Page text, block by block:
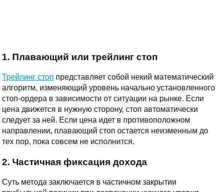
1. Плавающий или трейлинг стоп
Трейлинг стоп представляет собой некий математический
алгоритм, изменяющий уровень начально установленного
стоп-ордера в зависимости от ситуации на рынке. Если
цена движется в нужную сторону, стоп автоматически
следует за ней. Если цена идет в противоположном
направлении, плавающий стоп остается неизменным до
тех пор, пока совсем не исполнится.
2. Частичная фиксация дохода
Суть метода заключается в частичном закрытии